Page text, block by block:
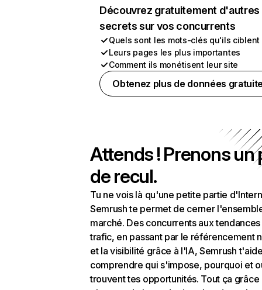
Découvrez gratuitement d'autres
secrets sur vos concurrents
Quels sont les mots-clés qu'ils ciblent
Leurs pages les plus importantes
Comment ils monétisent leur site
Obtenez plus de données
Attends ! Prenons un
de recul.
Tu ne vois là qu'une petite partie
Semrush te permet de cerner
marché. Des concurrents aux
trafic, en passant par le référencement
et la visibilité grâce à l'IA, Semrush
comprendre qui s'impose, pourquoi et
trouvent tes opportunités. Tout ça grâce